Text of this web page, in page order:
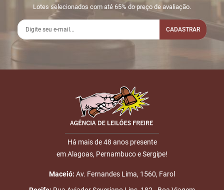
Lotes selecionados com até 65% do preço de avaliação.
CADASTRAR
Há mais de 48 anos presente
em Alagoas, Pernambuco e Sergipe!
Maceió: Av. Fernandes Lima, 1560, Farol